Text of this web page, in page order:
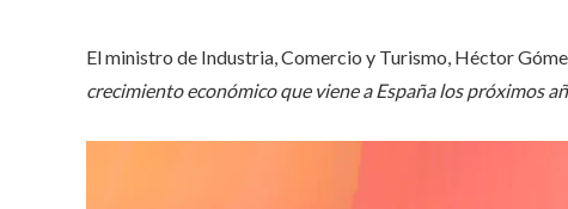
El ministro de Industria, Comercio y Turismo, Héctor
crecimiento económico que viene a España los próximos